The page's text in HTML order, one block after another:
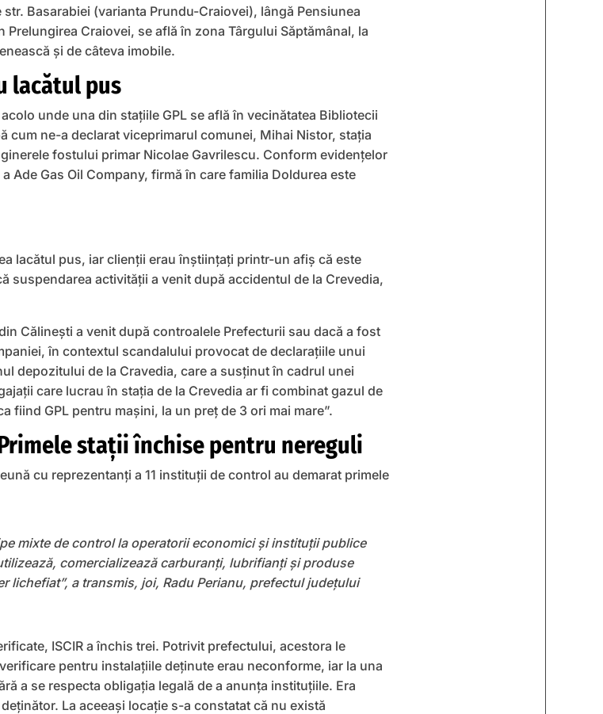
Basarabiei (varianta Prundu-Craiovei), lângă Pensiunea
Prelungirea Craiovei, se află în zona Târgului Săptămânal, la
şi de câteva imobile.
lacătul pus
unde una din staţiile GPL se află în vecinătatea Bibliotecii
cum ne-a declarat viceprimarul comunei, Mihai Nistor, staţia
fostului primar Nicolae Gavrilescu. Conform evidenţelor
Ade Gas Oil Company, firmă în care familia Doldurea este
lacătul pus, iar clienţii erau înştiinţaţi printr-un afiş că este
suspendarea activităţii a venit după accidentul de la Crevedia,
Călineşti a venit după controalele Prefecturii sau dacă a fost
în contextul scandalului provocat de declaraţiile unui
depozitului de la Cravedia, care a susținut în cadrul unei
care lucrau în stația de la Crevedia ar fi combinat gazul de
fiind GPL pentru mașini, la un preț de 3 ori mai mare”.
staţii închise pentru nereguli
cu reprezentanţi a 11 instituţii de control au demarat primele
mixte de control la operatorii economici și instituții publice
comercializează carburanți, lubrifianți și produse
lichefiat”, a transmis, joi, Radu Perianu, prefectul județului
ISCIR a închis trei. Potrivit prefectului, acestora le
pentru instalațiile deținute erau neconforme, iar la una
a se respecta obligația legală de a anunța instituțiile. Era
La aceeași locație s-a constatat că nu există